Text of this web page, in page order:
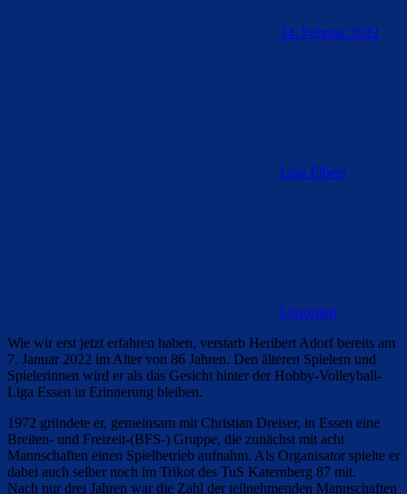
14. Februar 2022
Lina Elbers
Unsortiert
Wie wir erst jetzt erfahren haben, verstarb Heribert Adorf bereits am
7. Januar 2022 im Alter von 86 Jahren. Den älteren Spielern und
Spielerinnen wird er als das Gesicht hinter der Hobby-Volleyball-
Liga Essen in Erinnerung bleiben.
1972 gründete er, gemeinsam mit Christian Dreiser, in Essen eine
Breiten- und Freizeit-(BFS-) Gruppe, die zunächst mit acht
Mannschaften einen Spielbetrieb aufnahm. Als Organisator spielte er
dabei auch selber noch im Trikot des TuS Katernberg 87 mit.
Nach nur drei Jahren war die Zahl der teilnehmenden Mannschaften